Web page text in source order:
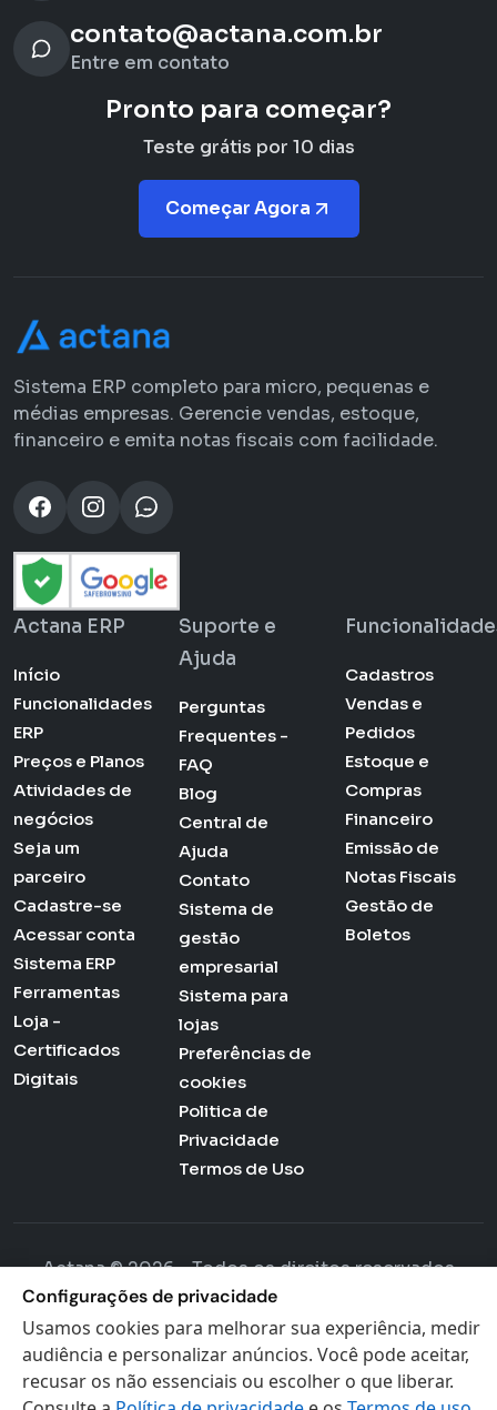
contato@actana.com.br
Entre em contato
Pronto para começar?
Teste grátis por 10 dias
Começar Agora
Sistema ERP completo para micro, pequenas e
médias empresas. Gerencie vendas, estoque,
financeiro e emita notas fiscais com facilidade.
Actana ERP
Início
Funcionalidades
ERP
Preços e Planos
Atividades de
negócios
Seja um
parceiro
Cadastre-se
Acessar conta
Sistema ERP
Ferramentas
Loja -
Certificados
Digitais
Suporte e
Ajuda
Perguntas
Frequentes -
FAQ
Blog
Central de
Ajuda
Contato
Sistema de
gestão
empresarial
Sistema para
lojas
Preferências de
cookies
Politica de
Privacidade
Termos de Uso
Cadastros
Vendas e
Pedidos
Estoque e
Compras
Financeiro
Emissão de
Notas Fiscais
Gestão de
Boletos
Actana © 2026 - Todos os direitos reservados
Configurações de privacidade
Usamos cookies para melhorar sua experiência, medir
audiência e personalizar anúncios. Você pode aceitar,
recusar os não essenciais ou escolher o que liberar.